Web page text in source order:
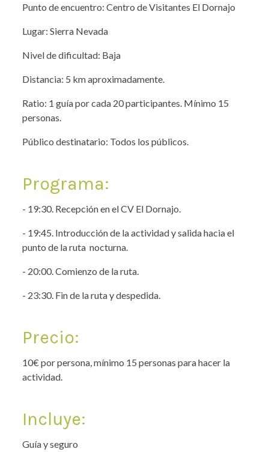
Punto de encuentro: Centro de Visitantes El Dornajo
Lugar: Sierra Nevada
Nivel de dificultad: Baja
Distancia: 5 km aproximadamente.
Ratio: 1 guía por cada 20 participantes. Mínimo 15
personas.
Público destinatario: Todos los públicos.
Programa:
- 19:30. Recepción en el CV El Dornajo.
- 19:45. Introducción de la actividad y salida hacia el
punto de la ruta nocturna.
- 20:00. Comienzo de la ruta.
- 23:30. Fin de la ruta y despedida.
Precio:
10€ por persona, mínimo 15 personas para hacer la
actividad.
Incluye:
Guía y seguro